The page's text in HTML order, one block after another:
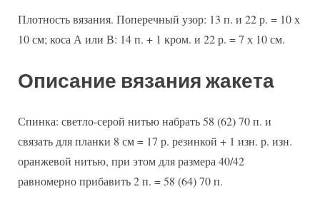
Плотность вязания. Поперечный узор: 13 п. и 22 р. = 10 х
10 см; коса А или В: 14 п. + 1 кром. и 22 р. = 7 х 10 см.
Описание вязания жакета
Спинка: светло-серой нитью набрать 58 (62) 70 п. и
связать для планки 8 см = 17 р. резинкой + 1 изн. р. изн.
оранжевой нитью, при этом для размера 40/42
равномерно прибавить 2 п. = 58 (64) 70 п.